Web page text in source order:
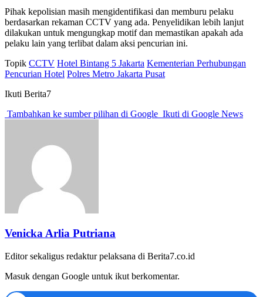
Pihak kepolisian masih mengidentifikasi dan memburu pelaku
berdasarkan rekaman CCTV yang ada. Penyelidikan lebih lanjut
dilakukan untuk mengungkap motif dan memastikan apakah ada
pelaku lain yang terlibat dalam aksi pencurian ini.
Topik CCTV Hotel Bintang 5 Jakarta Kementerian Perhubungan
Pencurian Hotel Polres Metro Jakarta Pusat
Ikuti Berita7
Tambahkan ke sumber pilihan di Google Ikuti di Google News
Venicka Arlia Putriana
Editor sekaligus redaktur pelaksana di Berita7.co.id
Masuk dengan Google untuk ikut berkomentar.